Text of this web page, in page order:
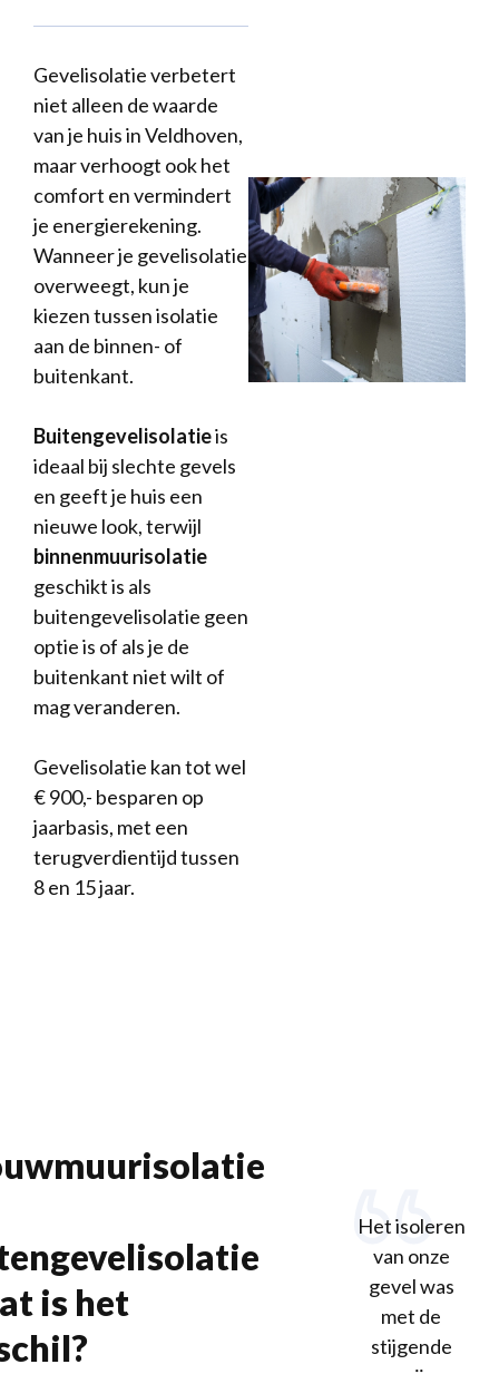
Gevelisolatie verbetert
niet alleen de waarde
van je huis in Veldhoven,
maar verhoogt ook het
comfort en vermindert
je energierekening.
Wanneer je gevelisolatie
overweegt, kun je
kiezen tussen isolatie
aan de binnen- of
buitenkant.
Buitengevelisolatieis
ideaal bij slechte gevels
en geeft je huis een
nieuwe look, terwijl
binnenmuurisolatie
geschikt is als
buitengevelisolatie geen
optie is of als je de
buitenkant niet wilt of
mag veranderen.
Gevelisolatie kan tot wel
€ 900,- besparen op
jaarbasis, met een
terugverdientijd tussen
8 en 15 jaar.
is het
Het isoleren
van onze
gevel was
met de
stijgende